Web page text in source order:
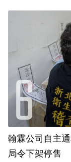
翰霖公司自主
局令下架停售